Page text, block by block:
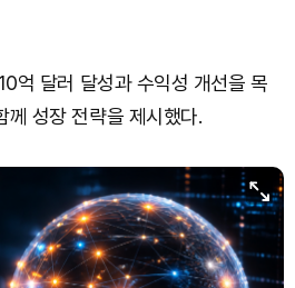
억 달러 달성과 수익성 개선을 목
께 성장 전략을 제시했다.